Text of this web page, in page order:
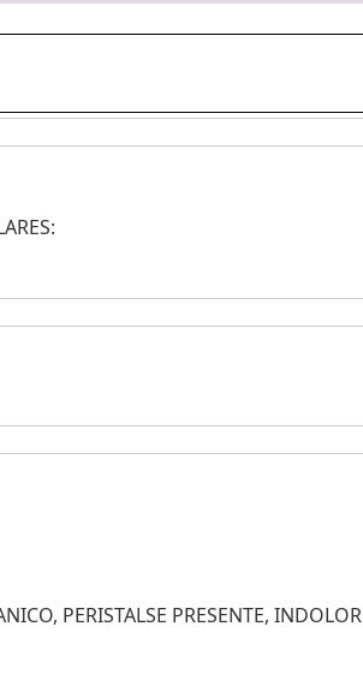
PERISTALSE PRESENTE, INDOLOR